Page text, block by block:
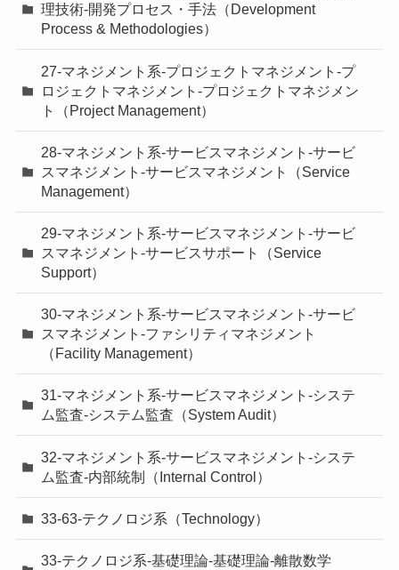
理技術-開発プロセス・手法（Development
Process & Methodologies）
27-マネジメント系-プロジェクトマネジメント-プ
ロジェクトマネジメント-プロジェクトマネジメン
ト（Project Management）
28-マネジメント系-サービスマネジメント-サービ
スマネジメント-サービスマネジメント（Service
Management）
29-マネジメント系-サービスマネジメント-サービ
スマネジメント-サービスサポート（Service
Support）
30-マネジメント系-サービスマネジメント-サービ
スマネジメント-ファシリティマネジメント
（Facility Management）
31-マネジメント系-サービスマネジメント-システ
ム監査-システム監査（System Audit）
32-マネジメント系-サービスマネジメント-システ
ム監査-内部統制（Internal Control）
33-63-テクノロジ系（Technology）
33-テクノロジ系-基礎理論-基礎理論-離散数学